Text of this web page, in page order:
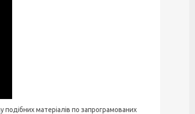
матеріалів по запрограмованих